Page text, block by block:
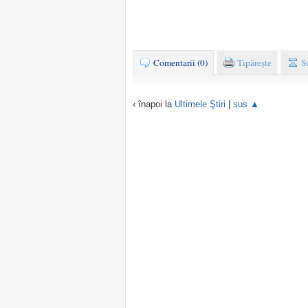
Comentarii (0) Tipăreşte
‹ înapoi la Ultimele Ştiri sus ▲